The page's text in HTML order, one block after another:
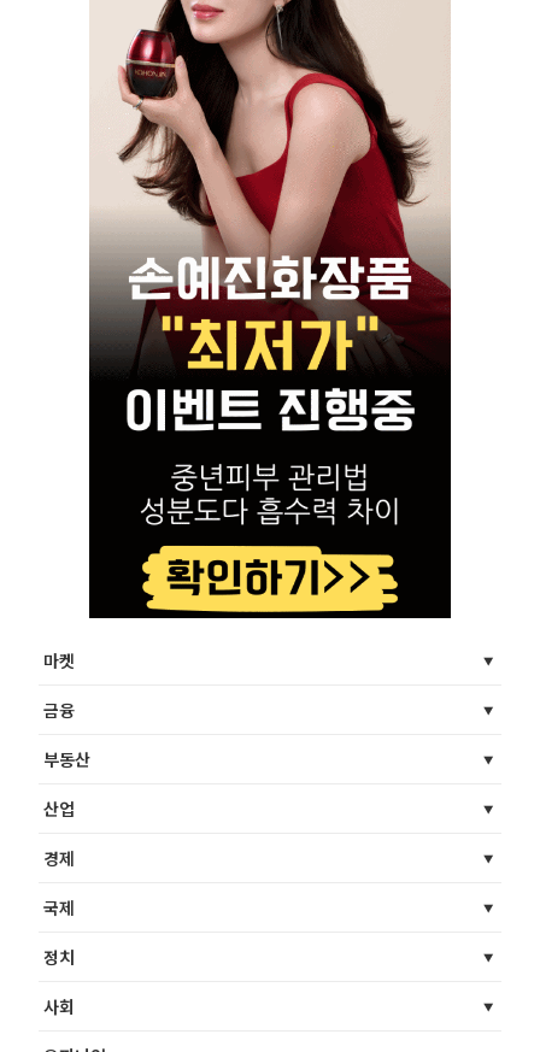
마켓
금융
부동산
산업
경제
국제
정치
사회